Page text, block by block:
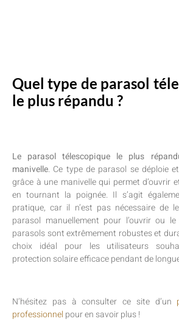
Quel type de parasol
le plus répandu ?
Le parasol télescopique le plus
manivelle. Ce type de parasol se déploie
grâce à une manivelle qui permet d’ouvrir
en tournant la poignée. Il s’agit
pratique, car il n’est pas nécessaire de
parasol manuellement pour l’ouvrir ou
parasols sont extrêmement robustes et
choix idéal pour les utilisateurs
protection solaire efficace pendant de
N’hésitez pas à consulter ce site d’un
professionnel pour en savoir plus !